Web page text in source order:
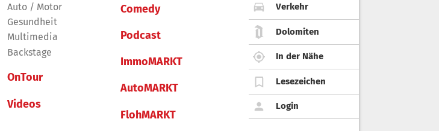
Auto / Motor
Gesundheit
Multimedia
Backstage
OnTour
Videos
Comedy
Podcast
ImmoMARKT
AutoMARKT
FlohMARKT
Verkehr
Dolomiten
In der Nähe
Lesezeichen
Login